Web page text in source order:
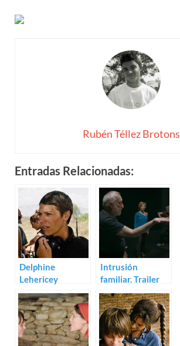
Rubén Téllez Brotons
Entradas Relacionadas:
Delphine
Lehericey
prepara Last
Dance
Intrusión
familiar. Trailer
de Last Dance